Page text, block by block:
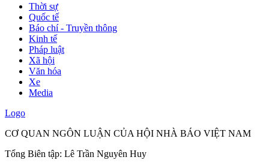
Thời sự
Quốc tế
Báo chí - Truyền thông
Kinh tế
Pháp luật
Xã hội
Văn hóa
Xe
Media
Logo
CƠ QUAN NGÔN LUẬN CỦA HỘI NHÀ BÁO VIỆT NAM
Tổng Biên tập: Lê Trần Nguyên Huy